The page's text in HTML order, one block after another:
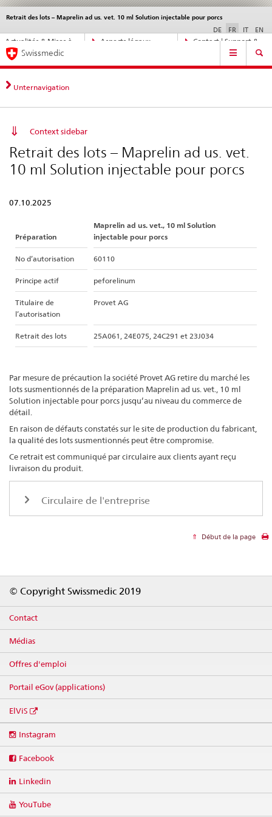
Navigation
directe:
actualités,
juridiques,
Actualités & Mises à
Aspects légaux,
Contact | Support &
Retrait des lots – Maprelin ad us. vet. 10 ml Solution injectable pour porcs
DE FR IT EN
Service
Navigation
Swissmedic
Unternavigation
Context sidebar
Retrait des lots – Maprelin ad us. vet.
10 ml Solution injectable pour porcs
07.10.2025
Préparation
Maprelin ad us. vet., 10 ml Solution
injectable pour porcs
No d’autorisation 60110
Principe actif peforelinum
Titulaire de
l’autorisation
Provet AG
Retrait des lots 25A061, 24E075, 24C291 et 23J034
Par mesure de précaution la société Provet AG retire du marché les
lots susmentionnés de la préparation Maprelin ad us. vet., 10 ml
Solution injectable pour porcs jusqu’au niveau du commerce de
détail.
En raison de défauts constatés sur le site de production du fabricant,
la qualité des lots susmentionnés peut être compromise.
Ce retrait est communiqué par circulaire aux clients ayant reçu
livraison du produit.
Circulaire de l'entreprise
Début de la page
© Copyright Swissmedic 2019
Contact
Médias
Offres d'emploi
Portail eGov (applications)
ElViS
media
Instagram
Facebook
Linkedin
YouTube